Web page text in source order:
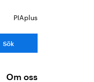
PIAplus
Om oss